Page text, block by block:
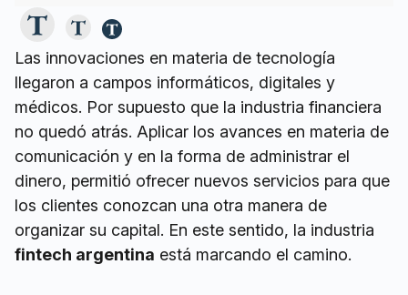
Las innovaciones en materia de tecnología
llegaron a campos informáticos, digitales y
médicos. Por supuesto que la industria financiera
no quedó atrás. Aplicar los avances en materia de
comunicación y en la forma de administrar el
dinero, permitió ofrecer nuevos servicios para que
los clientes conozcan una otra manera de
organizar su capital. En este sentido, la industria
fintech argentina está marcando el camino.